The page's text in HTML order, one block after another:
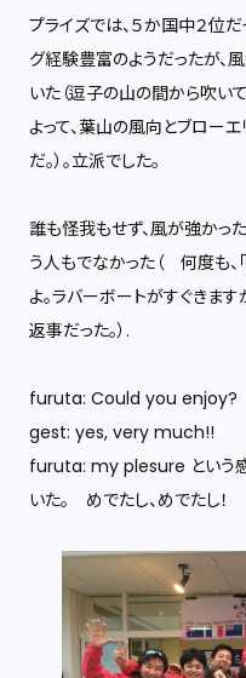
プライズでは、５か国中２位
グ経験豊富のようだったが、
いた（逗子の山の間から吹い
よって、葉山の風向とブロー
だ。）。立派でした。
誰も怪我もせず、風が強かっ
う人もでなかった（ 何度も、
よ。ラバーボートがすぐきます
返事だった。）.
furuta: Could you enjoy?
gest: yes, very much!!
furuta: my plesure という感
いた。 めでたし、めでたし！